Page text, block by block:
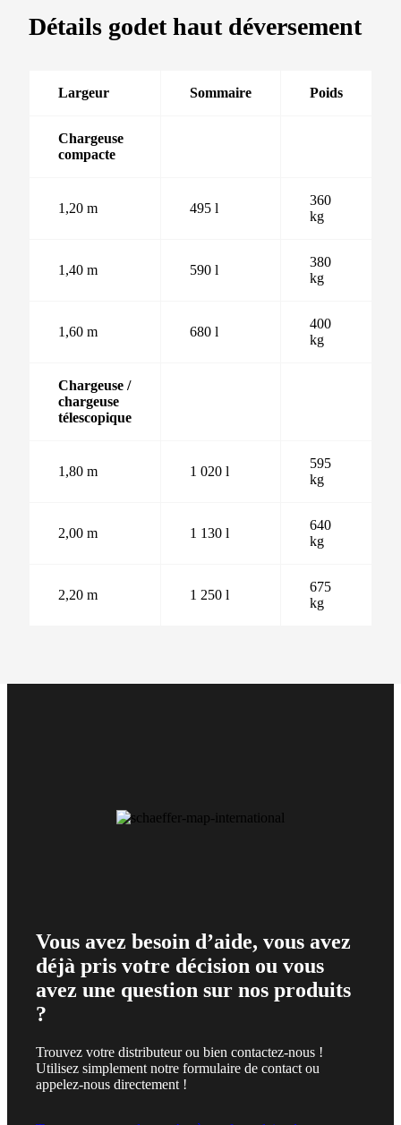
Détails godet haut déversement
Largeur Sommaire Poids
Chargeuse
compacte
1,20 m 495 l
360
kg
1,40 m 590 l
380
kg
1,60 m 680 l
400
kg
Chargeuse /
chargeuse
télescopique
1,80 m 1 020 l
595
kg
2,00 m 1 130 l
640
kg
2,20 m 1 250 l
675
kg
Vous avez besoin d’aide, vous avez
déjà pris votre décision ou vous
avez une question sur nos produits
?
Trouvez votre distributeur ou bien contactez-nous !
Utilisez simplement notre formulaire de contact ou
appelez-nous directement !